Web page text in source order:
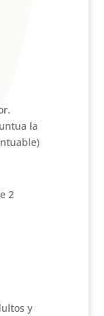
la
2
y